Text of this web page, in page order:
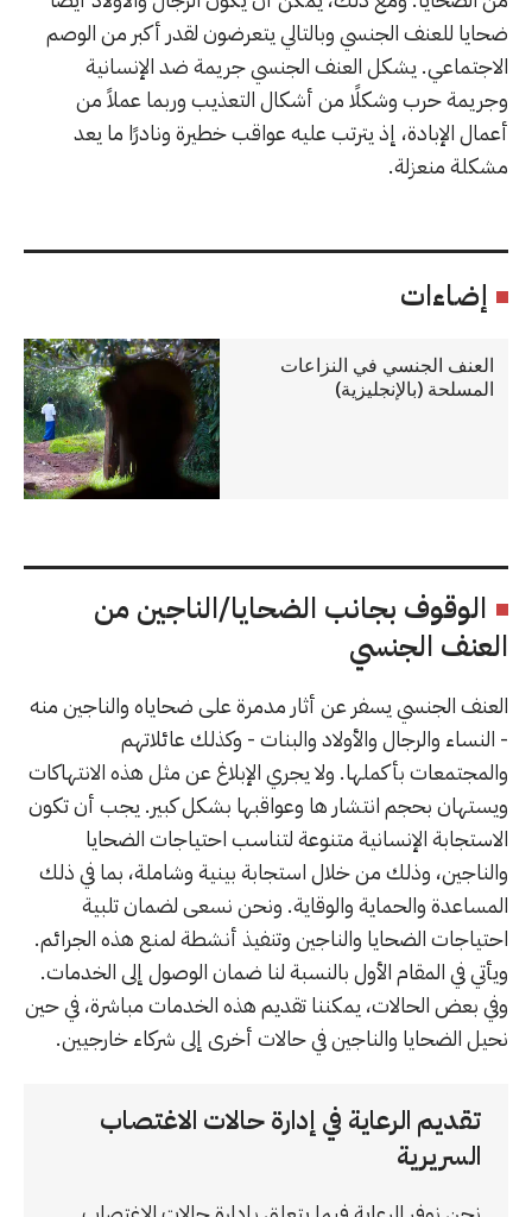
ضحايا للعنف الجنسي وبالتالي يتعرضون لقدر أكبر من الوصم
الاجتماعي. يشكل العنف الجنسي جريمة ضد الإنسانية
وجريمة حرب وشكلًا من أشكال التعذيب وربما عملاً من
أعمال الإبادة، إذ يترتب عليه عواقب خطيرة ونادرًا ما يعد
مشكلة منعزلة.
إضاءات
العنف الجنسي في النزاعات
المسلحة (بالإنجليزية)
الوقوف بجانب الضحايا/الناجين من
العنف الجنسي
العنف الجنسي يسفر عن أثار مدمرة على ضحاياه والناجين منه
- النساء والرجال والأولاد والبنات - وكذلك عائلاتهم
والمجتمعات بأكملها. ولا يجري الإبلاغ عن مثل هذه الانتهاكات
ويستهان بحجم انتشار ها وعواقبها بشكل كبير. يجب أن تكون
الاستجابة الإنسانية متنوعة لتناسب احتياجات الضحايا
والناجين، وذلك من خلال استجابة بينية وشاملة، بما في ذلك
المساعدة والحماية والوقاية. ونحن نسعى لضمان تلبية
احتياجات الضحايا والناجين وتنفيذ أنشطة لمنع هذه الجرائم.
ويأتي في المقام الأول بالنسبة لنا ضمان الوصول إلى الخدمات.
وفي بعض الحالات، يمكننا تقديم هذه الخدمات مباشرة، في حين
نحيل الضحايا والناجين في حالات أخرى إلى شركاء خارجيين.
تقديم الرعاية في إدارة حالات الاغتصاب
السريرية